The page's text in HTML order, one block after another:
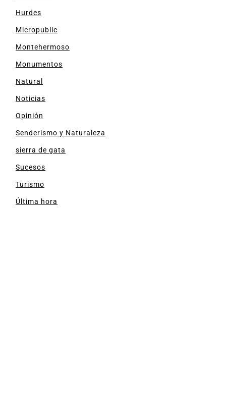
Hurdes
Micropublic
Montehermoso
Monumentos
Natural
Noticias
Opinión
Senderismo y Naturaleza
sierra de gata
Sucesos
Turismo
Última hora